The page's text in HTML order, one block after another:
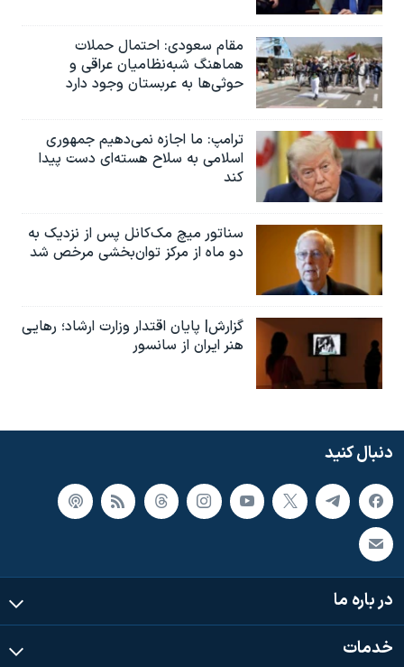
مقام سعودی: احتمال حملات
هماهنگ شبه‌نظامیان عراقی و
حوثی‌ها به عربستان وجود دارد
ترامپ: ما اجازه نمی‌دهیم جمهوری
اسلامی به سلاح هسته‌ای دست پیدا
کند
سناتور میچ مک‌کانل پس از نزدیک به
دو ماه از مرکز توان‌بخشی مرخص شد
گزارش| پایان اقتدار وزارت ارشاد؛ رهایی
هنر ایران از سانسور
دنبال کنید
در باره ما
خدمات